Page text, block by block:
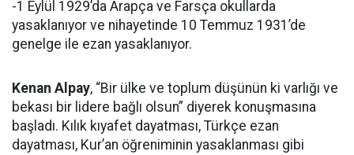
-1 Eylül 1929’da Arapça ve Farsça okullarda
yasaklanıyor ve nihayetinde 10 Temmuz 1931’de
genelge ile ezan yasaklanıyor.
Kenan Alpay, “Bir ülke ve toplum düşünün ki varlığı ve
bekası bir lidere bağlı olsun” diyerek konuşmasına
başladı. Kılık kıyafet dayatması, Türkçe ezan
dayatması, Kur’an öğreniminin yasaklanması gibi